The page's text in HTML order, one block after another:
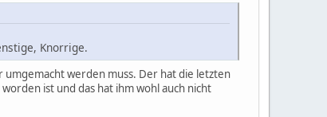
Knorrige.
umgemacht werden muss. Der hat die letzten
ist und das hat ihm wohl auch nicht